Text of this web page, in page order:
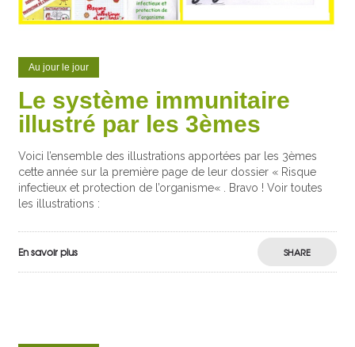
Au jour le jour
Le système immunitaire
illustré par les 3èmes
Voici l’ensemble des illustrations apportées par les 3èmes
cette année sur la première page de leur dossier « Risque
infectieux et protection de l’organisme« . Bravo ! Voir toutes
les illustrations :
En savoir plus SHARE